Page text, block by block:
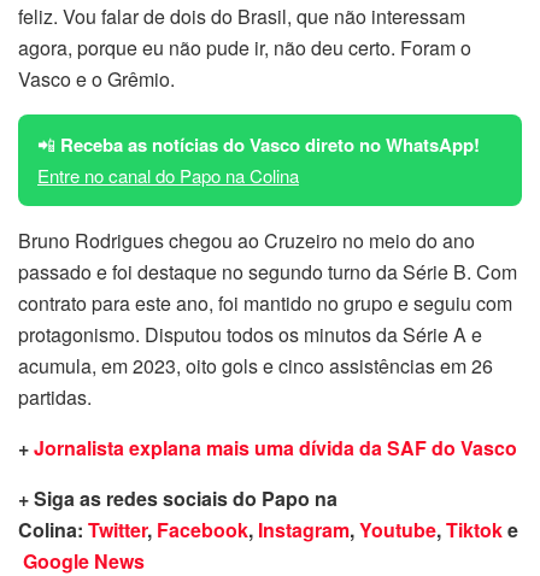
feliz. Vou falar de dois do Brasil, que não interessam
agora, porque eu não pude ir, não deu certo. Foram o
Vasco e o Grêmio.
📲 Receba as notícias do Vasco direto no WhatsApp!
Entre no canal do Papo na Colina
Bruno Rodrigues chegou ao Cruzeiro no meio do ano
passado e foi destaque no segundo turno da Série B. Com
contrato para este ano, foi mantido no grupo e seguiu com
protagonismo. Disputou todos os minutos da Série A e
acumula, em 2023, oito gols e cinco assistências em 26
partidas.
+Jornalista explana mais uma dívida da SAF do Vasco
+ Siga as redes sociais do Papo na
Colina: Twitter, Facebook, Instagram,Youtube,Tiktoke
Google News